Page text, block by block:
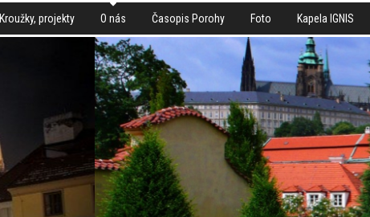
Kroužky, projekty O nás Časopis Porohy Foto Kapela IGNIS